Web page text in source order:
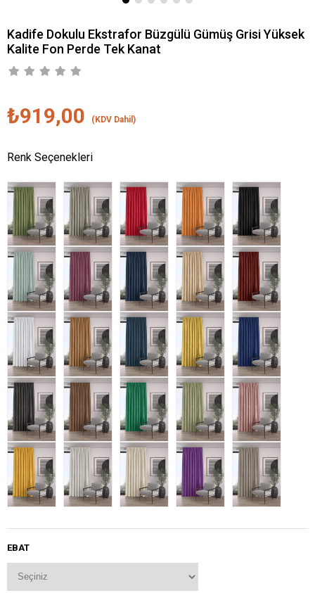
Kadife Dokulu Ekstrafor Büzgülü Gümüş Grisi Yüksek
Kalite Fon Perde Tek Kanat
₺919,00 (KDV Dahil)
Renk Seçenekleri
EBAT